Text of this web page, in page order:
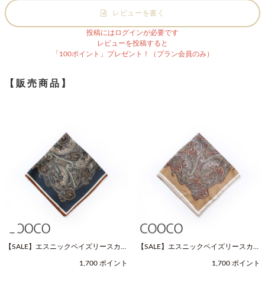
レビューを書く
投稿にはログインが必要です
レビューを投稿すると
「100ポイント」プレゼント！（プラン会員のみ）
【販売商品】
【SALE】エスニックペイズリースカー
1,700 ポイント
【SALE】エスニックペイズリースカー
1,700 ポイント